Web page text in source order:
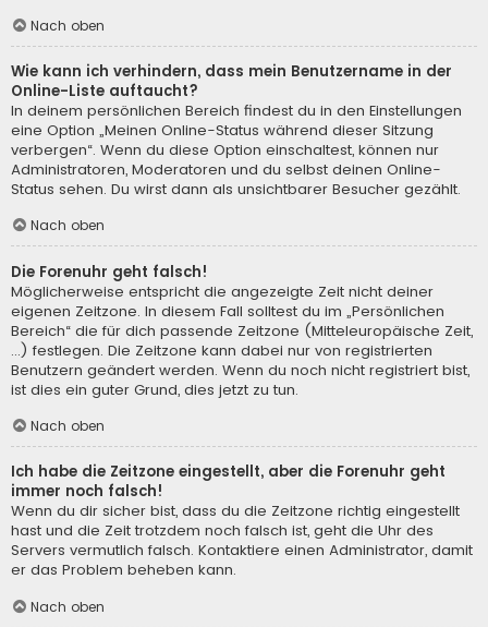
Nach oben
Wie kann ich verhindern, dass mein Benutzername in der
Online-Liste auftaucht?
In deinem persönlichen Bereich findest du in den Einstellungen
eine Option „Meinen Online-Status während dieser Sitzung
verbergen“. Wenn du diese Option einschaltest, können nur
Administratoren, Moderatoren und du selbst deinen Online-
Status sehen. Du wirst dann als unsichtbarer Besucher gezählt.
Nach oben
Die Forenuhr geht falsch!
Möglicherweise entspricht die angezeigte Zeit nicht deiner
eigenen Zeitzone. In diesem Fall solltest du im „Persönlichen
Bereich“ die für dich passende Zeitzone (Mitteleuropäische Zeit,
...) festlegen. Die Zeitzone kann dabei nur von registrierten
Benutzern geändert werden. Wenn du noch nicht registriert bist,
ist dies ein guter Grund, dies jetzt zu tun.
Nach oben
Ich habe die Zeitzone eingestellt, aber die Forenuhr geht
immer noch falsch!
Wenn du dir sicher bist, dass du die Zeitzone richtig eingestellt
hast und die Zeit trotzdem noch falsch ist, geht die Uhr des
Servers vermutlich falsch. Kontaktiere einen Administrator, damit
er das Problem beheben kann.
Nach oben